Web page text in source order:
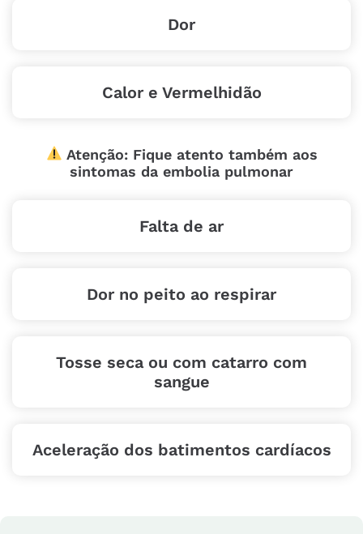
Dor
Calor e Vermelhidão
Atenção: Fique atento também aos
sintomas da embolia pulmonar
Falta de ar
Dor no peito ao respirar
Tosse seca ou com catarro com
sangue
Aceleração dos batimentos cardíacos